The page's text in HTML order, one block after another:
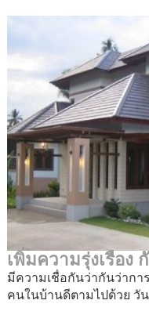
เพิ่มความรุ่งเรือง
มีความเชื่อกันว่ากันว่ากา
คนในบ้านดีตามไปด้วย วั